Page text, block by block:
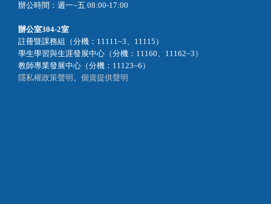
辦公時間：週一~五 08:00-17:00
辦公室304-2室
註冊暨課務組（分機：11111~3、11115）
學生學習與生涯發展中心（分機：11160、11162~3）
教師專業發展中心（分機：11123~6）
隱私權政策聲明 、 個資提供聲明